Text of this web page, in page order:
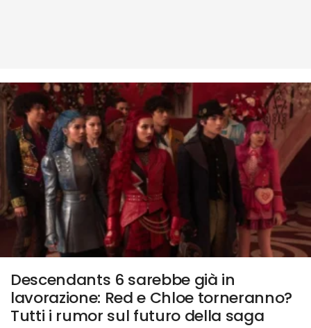
Descendants 6 sarebbe già in
lavorazione: Red e Chloe torneranno?
Tutti i rumor sul futuro della saga